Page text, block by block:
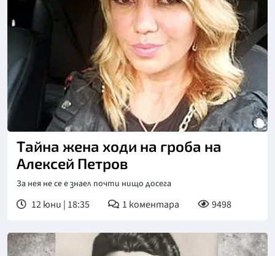
Тайна жена ходи на гроба на
Алексей Петров
За нея не се е знаел почти нищо досега
12 юни | 18:35 1 коментара 9498